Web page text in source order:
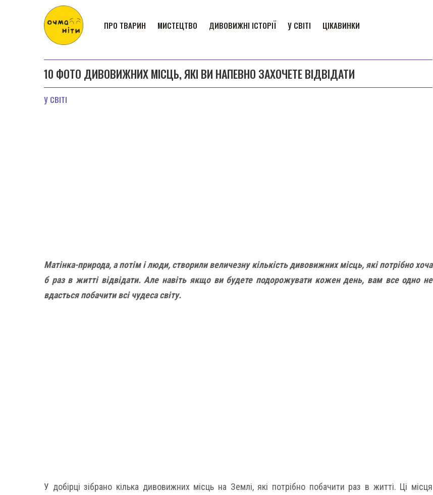
ПРО ТВАРИН МИСТЕЦТВО ДИВОВИЖНІ ІСТОРІЇ У СВІТІ ЦІКАВИНКИ
10 ФОТО ДИВОВИЖНИХ МІСЦЬ, ЯКІ ВИ НАПЕВНО ЗАХОЧЕТЕ ВІДВІДАТИ
У СВІТІ
Матінка-природа, а потім і люди, створили величезну кількість дивовижних місць, які потрібно хоча
б раз в житті відвідати. Але навіть якщо ви будете подорожувати кожен день, вам все одно не
вдасться побачити всі чудеса світу.
У добірці зібрано кілька дивовижних місць на Землі, які потрібно побачити раз в житті. Ці місця